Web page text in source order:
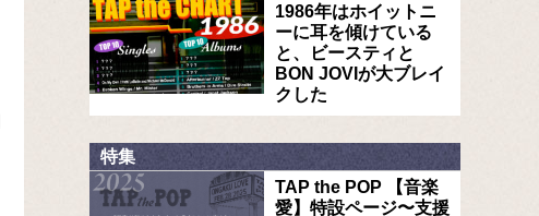
1986年はホイットニ
ーに耳を傾けている
と、ビースティと
BON JOVIが大ブレイ
クした
特集
TAP the POP 【音楽
愛】特設ページ〜支援